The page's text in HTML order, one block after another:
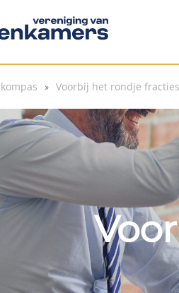
gaan
Voorbij het rondje fracties